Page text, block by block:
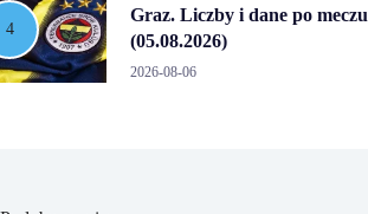
Graz. Liczby i dane po meczu
(05.08.2026)
2026-08-06